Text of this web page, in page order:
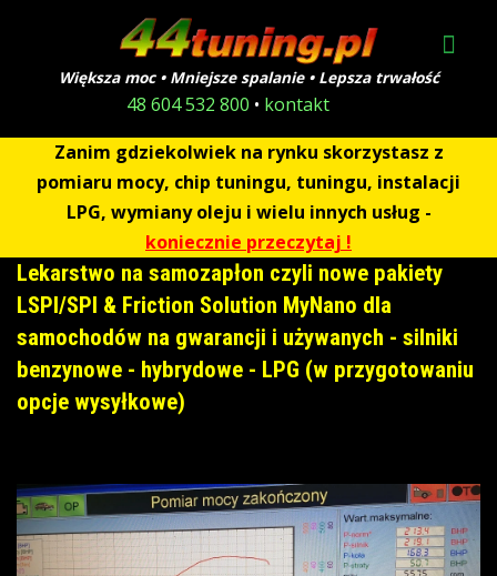
Większa moc • Mniejsze spalanie • Lepsza trwałość
48 604 532 800 • kontakt
Zanim gdziekolwiek na rynku skorzystasz z
pomiaru mocy, chip tuningu, tuningu, instalacji
LPG, wymiany oleju i wielu innych usług -
koniecznie przeczytaj !
Lekarstwo na samozapłon czyli nowe pakiety
LSPI/SPI & Friction Solution MyNano dla
samochodów na gwarancji i używanych - silniki
benzynowe - hybrydowe - LPG (w przygotowaniu
opcje wysyłkowe)